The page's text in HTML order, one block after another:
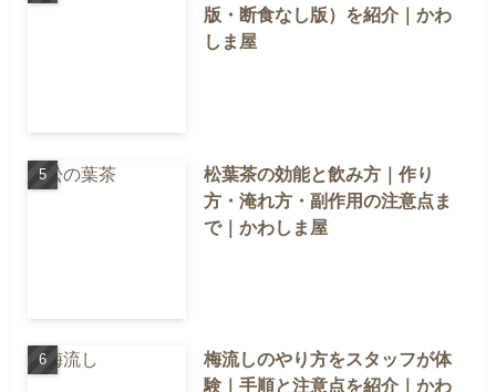
版・断食なし版）を紹介｜かわ
しま屋
松葉茶の効能と飲み方｜作り
方・淹れ方・副作用の注意点ま
で｜かわしま屋
梅流しのやり方をスタッフが体
験｜手順と注意点を紹介｜かわ